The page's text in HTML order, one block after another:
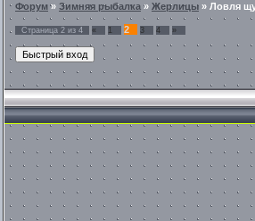
Форум» Зимняя рыбалка » Жерлицы » Ловля
Страница 2 из 4 « 1 2 3 4 »